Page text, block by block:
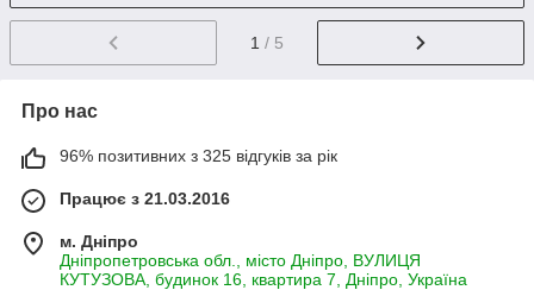
1 / 5
Про нас
96% позитивних з 325 відгуків за рік
Працює з 21.03.2016
м. Дніпро
Дніпропетровська обл., місто Дніпро, ВУЛИЦЯ
КУТУЗОВА, будинок 16, квартира 7, Дніпро, Україна